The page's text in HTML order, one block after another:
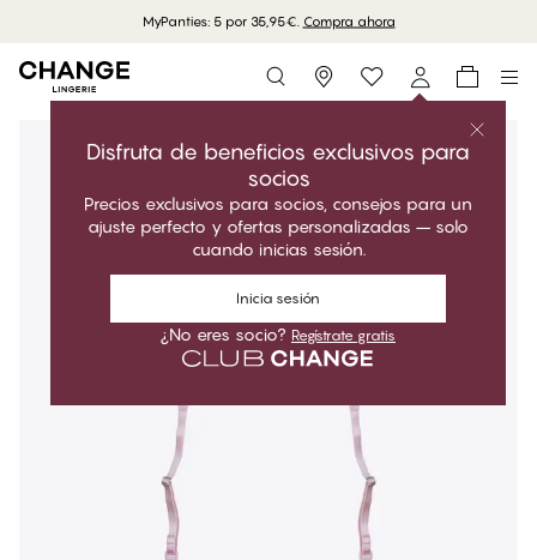
MyPanties: 5 por 35,95€. Compra ahora
Storefinder
Disfruta de beneficios exclusivos para
socios
Precios exclusivos para socios, consejos para un
ajuste perfecto y ofertas personalizadas – solo
cuando inicias sesión.
Inicia sesión
¿No eres socio? Regístrate gratis